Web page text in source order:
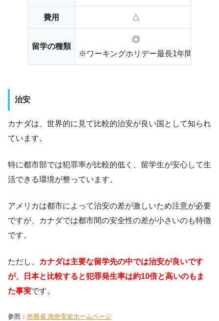
費用 △
留学の種類
◎
※ワーキングホリデー最長1年間
治安
カナダは、世界的に見て比較的治安が良い国として知られ
ています。
特に都市部では犯罪率が比較的低く、留学生が安心して生
活できる環境が整っています。
アメリカは都市によって治安の差が激しいため注意が必要
ですが、カナダでは都市間の安全性の差が小さいのも特徴
です。
ただし、
カナダは主要な留学先の中では治安が良いです
が、日本と比較すると犯罪発生率は約10倍と高いのもま
た事実です。
参照： 外務省 海外安全ホームページ